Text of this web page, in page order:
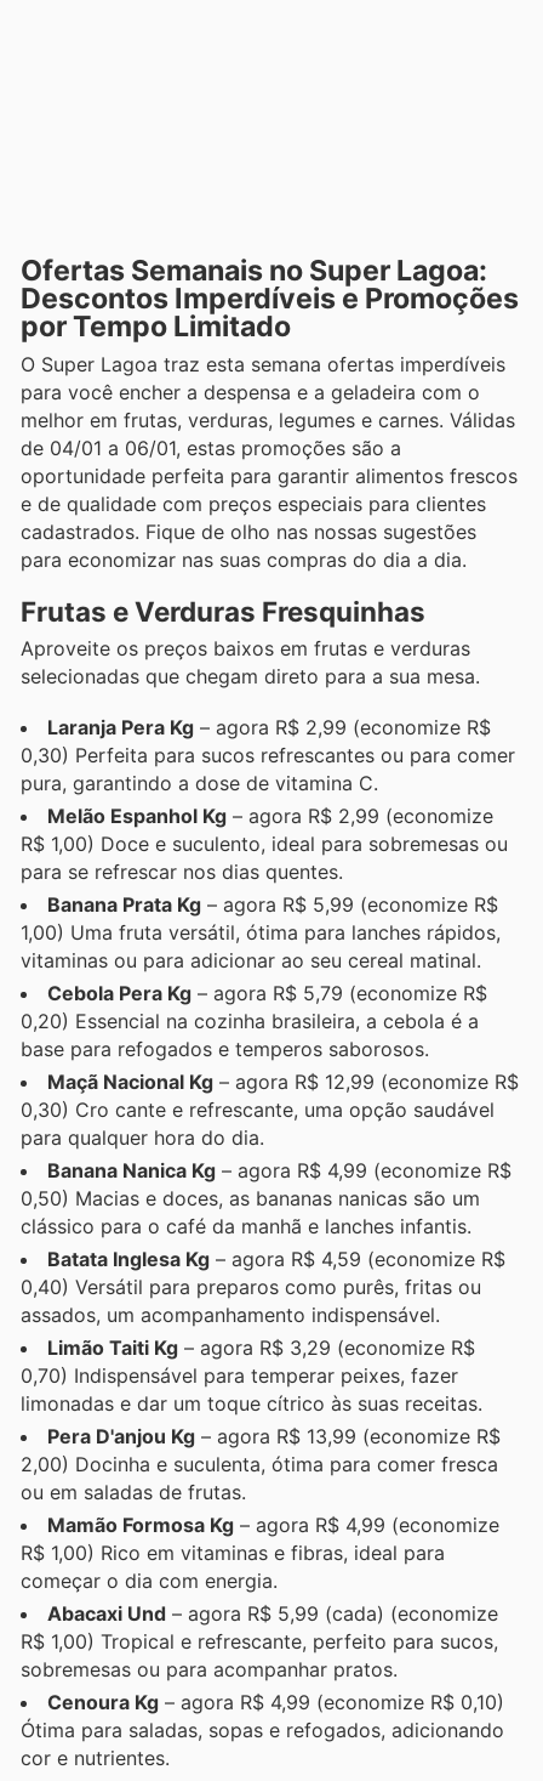
Ofertas Semanais no Super Lagoa:
Descontos Imperdíveis e Promoções
por Tempo Limitado
O Super Lagoa traz esta semana ofertas imperdíveis
para você encher a despensa e a geladeira com o
melhor em frutas, verduras, legumes e carnes. Válidas
de 04/01 a 06/01, estas promoções são a
oportunidade perfeita para garantir alimentos frescos
e de qualidade com preços especiais para clientes
cadastrados. Fique de olho nas nossas sugestões
para economizar nas suas compras do dia a dia.
Frutas e Verduras Fresquinhas
Aproveite os preços baixos em frutas e verduras
selecionadas que chegam direto para a sua mesa.
Laranja Pera Kg – agora R$ 2,99 (economize R$
0,30) Perfeita para sucos refrescantes ou para comer
pura, garantindo a dose de vitamina C.
Melão Espanhol Kg – agora R$ 2,99 (economize
R$ 1,00) Doce e suculento, ideal para sobremesas ou
para se refrescar nos dias quentes.
Banana Prata Kg – agora R$ 5,99 (economize R$
1,00) Uma fruta versátil, ótima para lanches rápidos,
vitaminas ou para adicionar ao seu cereal matinal.
Cebola Pera Kg – agora R$ 5,79 (economize R$
0,20) Essencial na cozinha brasileira, a cebola é a
base para refogados e temperos saborosos.
Maçã Nacional Kg – agora R$ 12,99 (economize R$
0,30) Cro cante e refrescante, uma opção saudável
para qualquer hora do dia.
Banana Nanica Kg – agora R$ 4,99 (economize R$
0,50) Macias e doces, as bananas nanicas são um
clássico para o café da manhã e lanches infantis.
Batata Inglesa Kg – agora R$ 4,59 (economize R$
0,40) Versátil para preparos como purês, fritas ou
assados, um acompanhamento indispensável.
Limão Taiti Kg – agora R$ 3,29 (economize R$
0,70) Indispensável para temperar peixes, fazer
limonadas e dar um toque cítrico às suas receitas.
Pera D'anjou Kg – agora R$ 13,99 (economize R$
2,00) Docinha e suculenta, ótima para comer fresca
ou em saladas de frutas.
Mamão Formosa Kg – agora R$ 4,99 (economize
R$ 1,00) Rico em vitaminas e fibras, ideal para
começar o dia com energia.
Abacaxi Und – agora R$ 5,99 (cada) (economize
R$ 1,00) Tropical e refrescante, perfeito para sucos,
sobremesas ou para acompanhar pratos.
Cenoura Kg – agora R$ 4,99 (economize R$ 0,10)
Ótima para saladas, sopas e refogados, adicionando
cor e nutrientes.